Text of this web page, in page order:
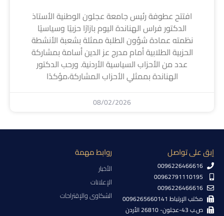
افتتح عطوفة رئيس جامعة عجلون الوطنية الأستاذ
الدكتور فراس الهناندة اليوم بازارًا حزبيًا وسياسيًا
نظمته عمادة شؤون الطلبة ممثلة بشعبة الأنشطة
الحزبية الطلابية أمام مدرج عز الدين أسامة بمشاركة
عدد من الأحزاب السياسية الأردنية. ورحب الدكتور
الهناندة بممثلي الأحزاب المشاركة،مؤكدًا
08/02/2026
إبق على تواصل
0096226466616
00962791110195
0096226466616
مكتب الإرتباط 0096265660141
ص.ب 43-عجلون- 26810 الأردن
روابط مهمة
الأخبار
الإعلانات
الشكاوى والإقتراحات